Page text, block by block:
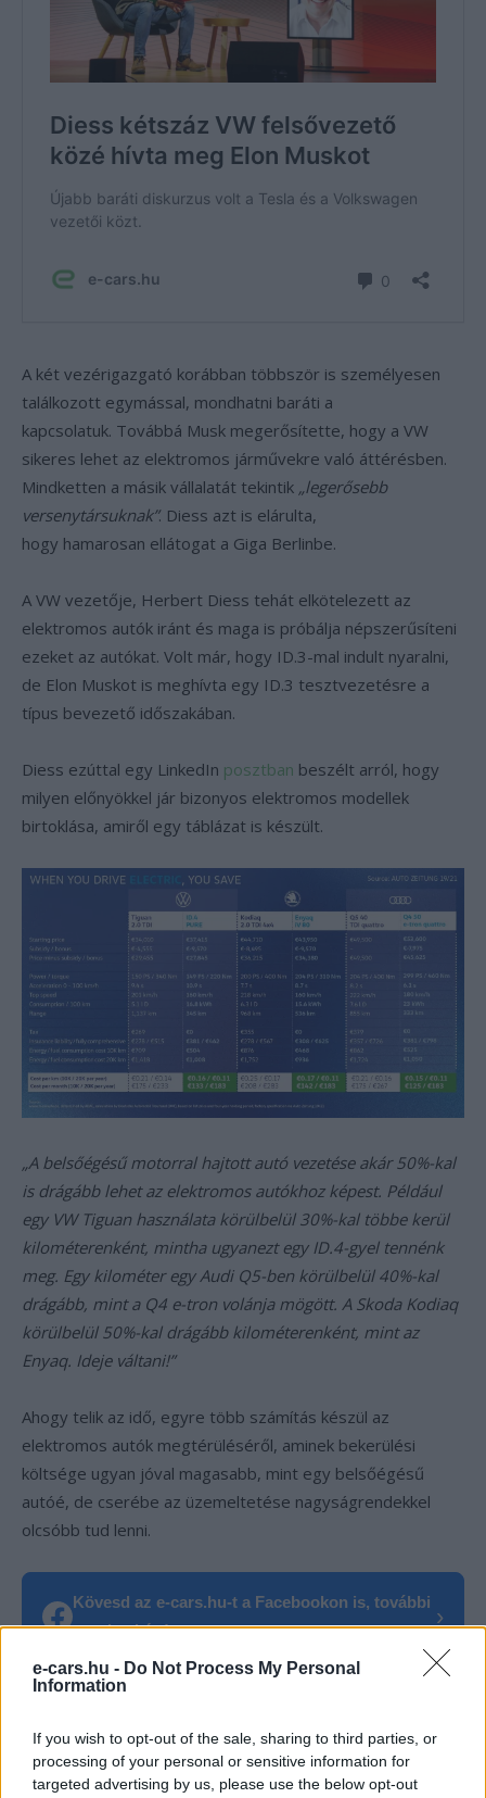
e-cars.hu - Do Not Process My Personal
Information
If you wish to opt-out of the sale, sharing to third parties, or
processing of your personal or sensitive information for
targeted advertising by us, please use the below opt-out
A két vezérigazgató korábban többször is személyesen
találkozott egymással, mondhatni baráti a
kapcsolatuk. Továbbá Musk megerősítette, hogy a VW
sikeres lehet az elektromos járművekre való áttérésben.
Mindketten a másik vállalatát tekintik „legerősebb
versenytársuknak”. Diess azt is elárulta,
hogy hamarosan ellátogat a Giga Berlinbe.
A VW vezetője, Herbert Diess tehát elkötelezett az
elektromos autók iránt és maga is próbálja népszerűsíteni
ezeket az autókat. Volt már, hogy ID.3-mal indult nyaralni,
de Elon Muskot is meghívta egy ID.3 tesztvezetésre a
típus bevezető időszakában.
Diess ezúttal egy LinkedIn posztban beszélt arról, hogy
milyen előnyökkel jár bizonyos elektromos modellek
birtoklása, amiről egy táblázat is készült.
„A belsőégésű motorral hajtott autó vezetése akár 50%-kal
is drágább lehet az elektromos autókhoz képest. Például
egy VW Tiguan használata körülbelül 30%-kal többe kerül
kilométerenként, mintha ugyanezt egy ID.4-gyel tennénk
meg. Egy kilométer egy Audi Q5-ben körülbelül 40%-kal
drágább, mint a Q4 e-tron volánja mögött. A Skoda Kodiaq
körülbelül 50%-kal drágább kilométerenként, mint az
Enyaq. Ideje váltani!”
Ahogy telik az idő, egyre több számítás készül az
elektromos autók megtérüléséről, aminek bekerülési
költsége ugyan jóval magasabb, mint egy belsőégésű
autóé, de cserébe az üzemeltetése nagyságrendekkel
olcsóbb tud lenni.
Kövesd az e-cars.hu-t a Facebookon is, további
tartalmakért!
›
fenntartás
Herbert Diess LinkedIn Volkswagen